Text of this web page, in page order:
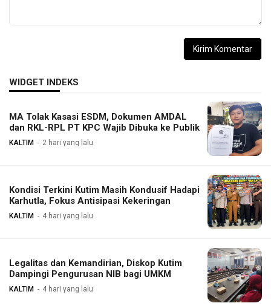
WIDGET INDEKS
MA Tolak Kasasi ESDM, Dokumen AMDAL
dan RKL-RPL PT KPC Wajib Dibuka ke Publik
KALTIM 2 hari yang lalu
Kondisi Terkini Kutim Masih Kondusif Hadapi
Karhutla, Fokus Antisipasi Kekeringan
KALTIM 4 hari yang lalu
Legalitas dan Kemandirian, Diskop Kutim
Dampingi Pengurusan NIB bagi UMKM
KALTIM 4 hari yang lalu